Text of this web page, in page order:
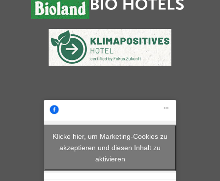
Klicke hier, um Marketing-Cookies zu
akzeptieren und diesen Inhalt zu
aktivieren